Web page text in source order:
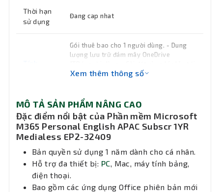
Thời hạn
sử dụng
Đang cap nhat
Gói thuê bao cho 1 người dùng. - Dung
lượng lưu trữ đám mây OneDrive
5 thiết bị - trên PC, máy Mac, iPad,
cho 300 người tham gia
Xem thêm thông số
MÔ TẢ SẢN PHẨM NÂNG CAO
Đặc điểm nổi bật của Phần mềm Microsoft
M365 Personal English APAC Subscr 1YR
Medialess EP2-32409
Bản quyền sử dụng 1 năm dành cho cá nhân.
Hỗ trợ đa thiết bị: PC, Mac, máy tính bảng,
điện thoại.
Bao gồm các ứng dụng Office phiên bản mới